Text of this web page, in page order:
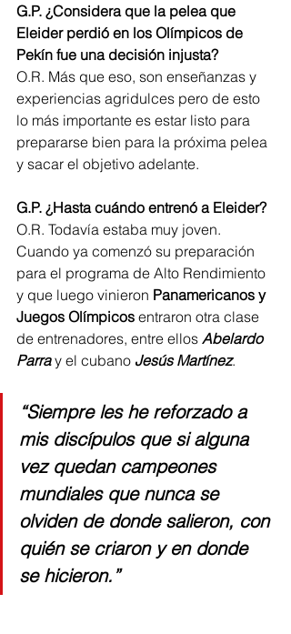
G.P. ¿Considera que la pelea que
Eleider perdió en los Olímpicos de
Pekín fue una decisión injusta?
O.R. Más que eso, son enseñanzas y
experiencias agridulces pero de esto
lo más importante es estar listo para
prepararse bien para la próxima pelea
y sacar el objetivo adelante.
G.P. ¿Hasta cuándo entrenó a Eleider?
O.R. Todavía estaba muy joven.
Cuando ya comenzó su preparación
para el programa de Alto Rendimiento
y que luego vinieron Panamericanos y
Juegos Olímpicos entraron otra clase
de entrenadores, entre ellos Abelardo
Parra y el cubano Jesús Martínez.
“Siempre les he reforzado a
mis discípulos que si alguna
vez quedan campeones
mundiales que nunca se
olviden de donde salieron, con
quién se criaron y en donde
se hicieron.”